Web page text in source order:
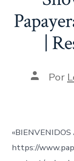
|
AutorPor
«BIENVENIDOS
https://